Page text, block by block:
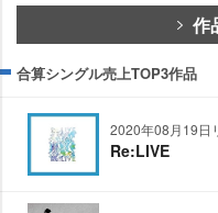
作
合算シングル売上TOP3作品
2020年08月19日
Re:LIVE